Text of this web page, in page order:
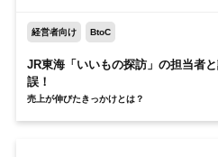
経営者向け BtoC
JR東海「いいもの探訪」の担当者
誤！
売上が伸びたきっかけとは？